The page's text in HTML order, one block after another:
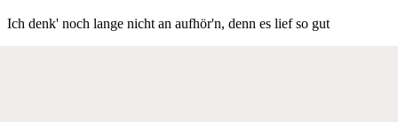
Ich denk' noch lange nicht an aufhör'n, denn es lief so gut